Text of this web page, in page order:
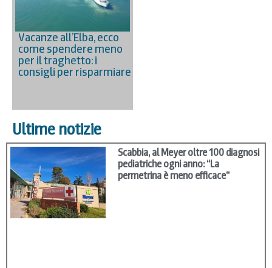
Vacanze all’Elba, ecco
come spendere meno
per il traghetto: i
consigli per risparmiare
Ultime notizie
Scabbia, al Meyer oltre 100 diagnosi
pediatriche ogni anno: “La
permetrina è meno efficace”